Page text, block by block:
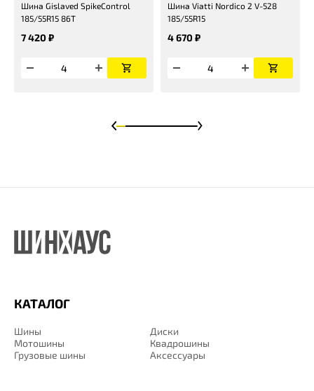
Шина Gislaved SpikeControl
185/55R15 86T
7 420 ₽
Шина Viatti Nordico 2 V-528
185/55R15
4 670 ₽
КАТАЛОГ
Шины
Диски
Мотошины
Квадрошины
Грузовые шины
Аксессуары